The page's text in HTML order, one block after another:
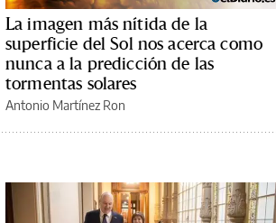
La imagen más nítida de la
superficie del Sol nos acerca como
nunca a la predicción de las
tormentas solares
Antonio Martínez Ron